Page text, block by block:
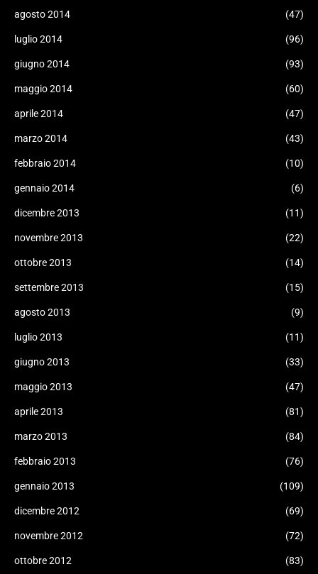
agosto 2014 (47)
luglio 2014 (96)
giugno 2014 (93)
maggio 2014 (60)
aprile 2014 (47)
marzo 2014 (43)
febbraio 2014 (10)
gennaio 2014 (6)
dicembre 2013 (11)
novembre 2013 (22)
ottobre 2013 (14)
settembre 2013 (15)
agosto 2013 (9)
luglio 2013 (11)
giugno 2013 (33)
maggio 2013 (47)
aprile 2013 (81)
marzo 2013 (84)
febbraio 2013 (76)
gennaio 2013 (109)
dicembre 2012 (69)
novembre 2012 (72)
ottobre 2012 (83)